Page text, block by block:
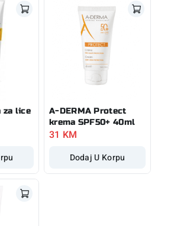
za lice
A-DERMA Protect
krema SPF50+ 40ml
31 KM
Dodaj U Korpu